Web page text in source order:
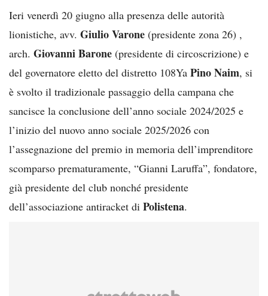
Ieri venerdì 20 giugno alla presenza delle autorità
lionistiche, avv. Giulio Varone (presidente zona 26) ,
arch. Giovanni Barone (presidente di circoscrizione) e
del governatore eletto del distretto 108Ya Pino Naim, si
è svolto il tradizionale passaggio della campana che
sancisce la conclusione dell’anno sociale 2024/2025 e
l’inizio del nuovo anno sociale 2025/2026 con
l’assegnazione del premio in memoria dell’imprenditore
scomparso prematuramente, “Gianni Laruffa”, fondatore,
già presidente del club nonché presidente
dell’associazione antiracket di Polistena.